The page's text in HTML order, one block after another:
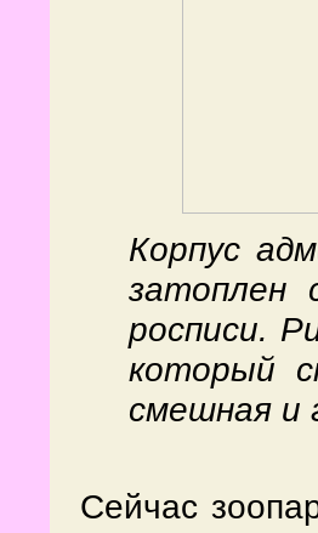
Корпус
затоплен
росписи.
который
смешная и
Сейчас